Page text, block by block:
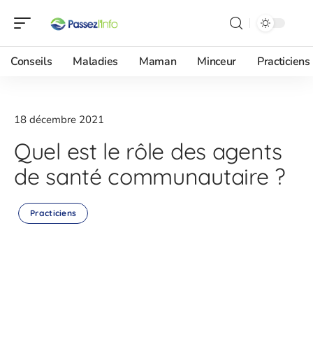
Conseils Maladies Maman Minceur Practiciens
18 décembre 2021
Quel est le rôle des agents
de santé communautaire ?
Practiciens